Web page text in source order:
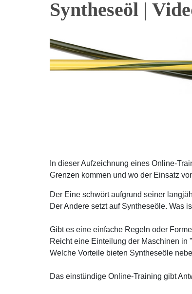
Syntheseöl |
In dieser Aufzeichnung eines Online-
Grenzen kommen und wo der Einsatz
Der Eine schwört aufgrund seiner
Der Andere setzt auf Syntheseöle. Was
Gibt es eine einfache Regeln oder
Reicht eine Einteilung der Maschinen
Welche Vorteile bieten Syntheseöle
Das einstündige Online-Training gibt